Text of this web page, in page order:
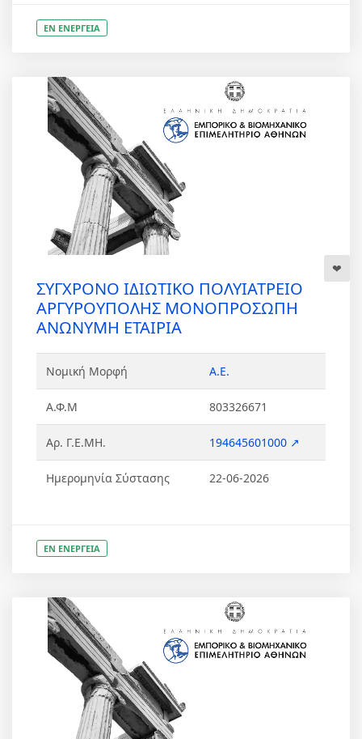
ΕΝ ΕΝΕΡΓΕΙΑ
ΣΥΓΧΡΟΝΟ ΙΔΙΩΤΙΚΟ ΠΟΛΥΙΑΤΡΕΙΟ
ΑΡΓΥΡΟΥΠΟΛΗΣ ΜΟΝΟΠΡΟΣΩΠΗ
ΑΝΩΝΥΜΗ ΕΤΑΙΡΙΑ
Νομική Μορφή Α.Ε.
Α.Φ.Μ 803326671
Αρ. Γ.Ε.ΜΗ. 194645601000 ↗
Ημερομηνία Σύστασης 22-06-2026
ΕΝ ΕΝΕΡΓΕΙΑ